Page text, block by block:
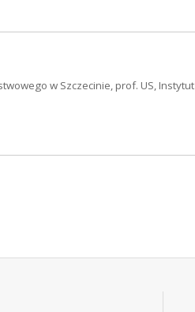
w Szczecinie, prof. US, Instytut